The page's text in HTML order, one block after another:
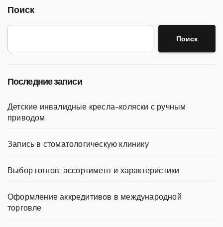
A
p
a
m
kl
a
в
и
Поиск
Поиск
Последние записи
Детские инвалидные кресла-коляски с ручным
приводом
Запись в стоматологическую клинику
Выбор гонгов: ассортимент и характеристики
Оформление аккредитивов в международной
торговле